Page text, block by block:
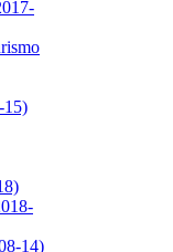
15)
14)